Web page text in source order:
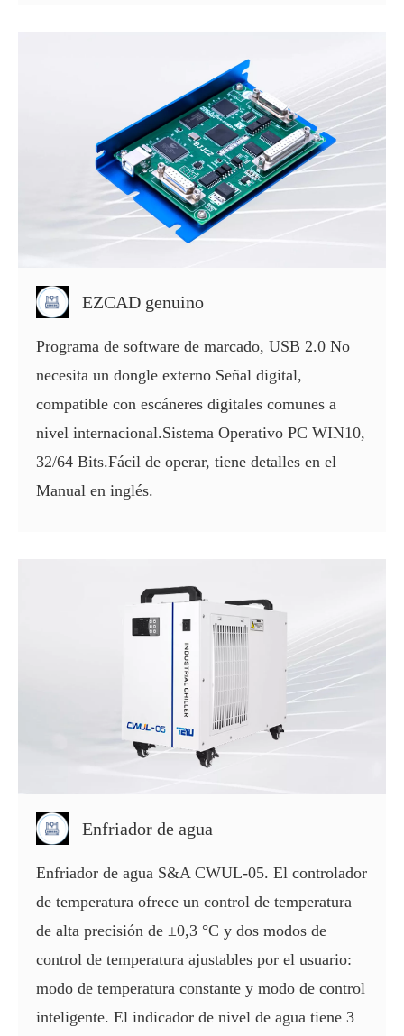
EZCAD genuino
Programa de software de marcado, USB 2.0 No
necesita un dongle externo Señal digital,
compatible con escáneres digitales comunes a
nivel internacional.Sistema Operativo PC WIN10,
32/64 Bits.Fácil de operar, tiene detalles en el
Manual en inglés.
Enfriador de agua
Enfriador de agua S&A CWUL-05. El controlador
de temperatura ofrece un control de temperatura
de alta precisión de ±0,3 °C y dos modos de
control de temperatura ajustables por el usuario:
modo de temperatura constante y modo de control
inteligente. El indicador de nivel de agua tiene 3